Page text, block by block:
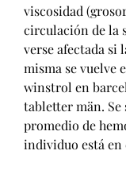
viscosidad
circulación de la
verse afectada si
misma se vuelve
winstrol en
tabletter män. Se
promedio de
individuo está en